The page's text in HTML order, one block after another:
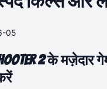
05
2 के मज़ेदार